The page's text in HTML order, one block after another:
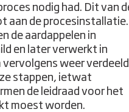
nodig had. Dit van
aan de procesinstallatie.
de aardappelen in
en later verwerkt in
weer
stappen, ietwat
de leidraad voor het
moest worden.